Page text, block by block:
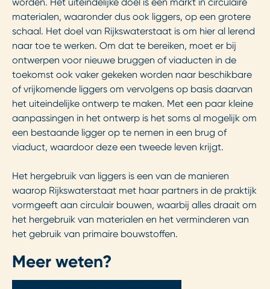
worden. Het uiteindelijke doel is een markt in circulaire
materialen, waaronder dus ook liggers, op een grotere
schaal. Het doel van Rijkswaterstaat is om hier al lerend
naar toe te werken. Om dat te bereiken, moet er bij
ontwerpen voor nieuwe bruggen of viaducten in de
toekomst ook vaker gekeken worden naar beschikbare
of vrijkomende liggers om vervolgens op basis daarvan
het uiteindelijke ontwerp te maken. Met een paar kleine
aanpassingen in het ontwerp is het soms al mogelijk om
een bestaande ligger op te nemen in een brug of
viaduct, waardoor deze een tweede leven krijgt.
Het hergebruik van liggers is een van de manieren
waarop Rijkswaterstaat met haar partners in de praktijk
vormgeeft aan circulair bouwen, waarbij alles draait om
het hergebruik van materialen en het verminderen van
het gebruik van primaire bouwstoffen.
Meer weten?